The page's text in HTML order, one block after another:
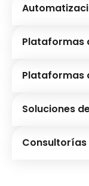
Plataformas
Plataformas
Soluciones